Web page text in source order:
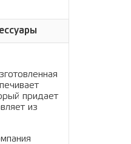
придает
из